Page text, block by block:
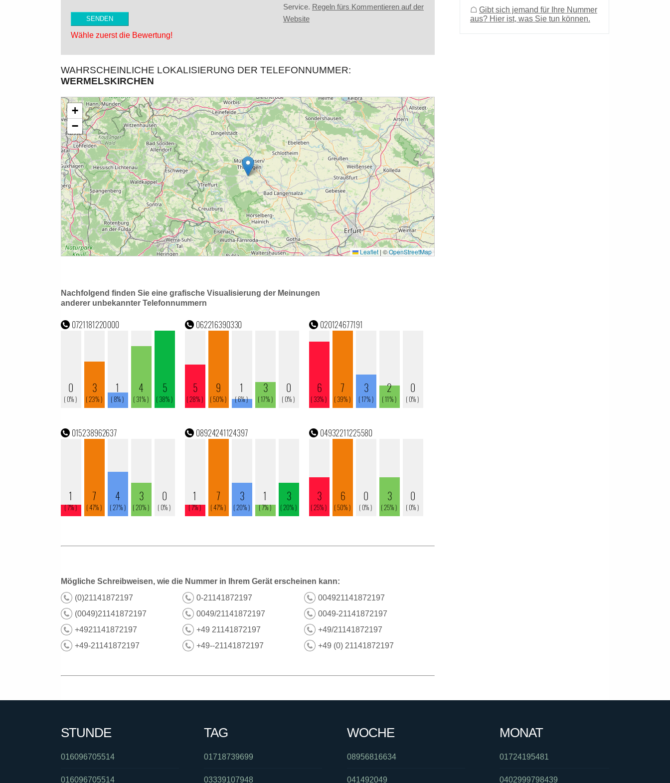
Wähle zuerst die Bewertung!
Service. Regeln fürs Kommentieren auf der
Website
WAHRSCHEINLICHE LOKALISIERUNG DER TELEFONNUMMER:
WERMELSKIRCHEN
Nachfolgend finden Sie eine grafische Visualisierung der Meinungen
anderer unbekannter Telefonnummern
Mögliche Schreibweisen, wie die Nummer in Ihrem Gerät erscheinen kann:
(0)21141872197
0-21141872197
004921141872197
(0049)21141872197
0049/21141872197
0049-21141872197
+4921141872197
+49 21141872197
+49/21141872197
+49-21141872197
+49--21141872197 +49 (0) 21141872197
☖ Gibt sich jemand für Ihre Nummer
aus? Hier ist, was Sie tun können.
STUNDE
016096705514
016096705514
TAG
01718739699
03339107948
WOCHE
08956816634
041492049
MONAT
01724195481
0402999798439